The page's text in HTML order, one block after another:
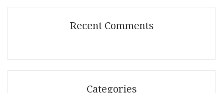
Recent Comments
Categories